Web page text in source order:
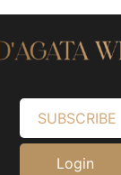
SUBSCRIBE
Login